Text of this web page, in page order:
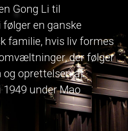
Gong Li til
en ganske
familie, hvis liv formes
der følger
og oprettelsen af
under Mao